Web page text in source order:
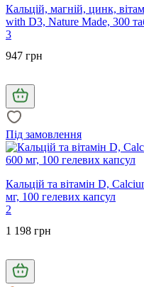
Кальцій, магній, цинк,
with D3, Nature Made, 300
3
947 грн
Під замовлення
Кальцій та вітамін D,
мг, 100 гелевих капсул
2
1 198 грн